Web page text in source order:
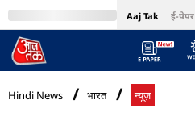
Aaj Tak ई-पेपर
MumbaiTak Cosmopolitan
Hindi News भारत न्यूज़